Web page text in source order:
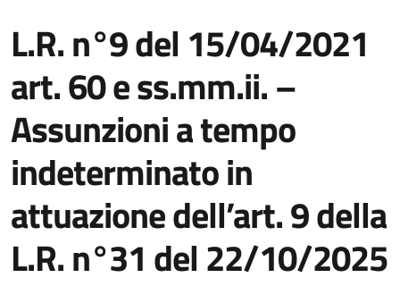
Palermo 2
L.R. n°9 del 15/04/2021
art. 60 e ss.mm.ii. –
Assunzioni a tempo
indeterminato in
attuazione dell’art. 9 della
L.R. n°31 del 22/10/2025